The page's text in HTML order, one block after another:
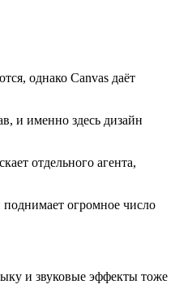
однако Canvas даёт
и именно здесь дизайн
отдельного агента,
огромное число
и звуковые эффекты тоже